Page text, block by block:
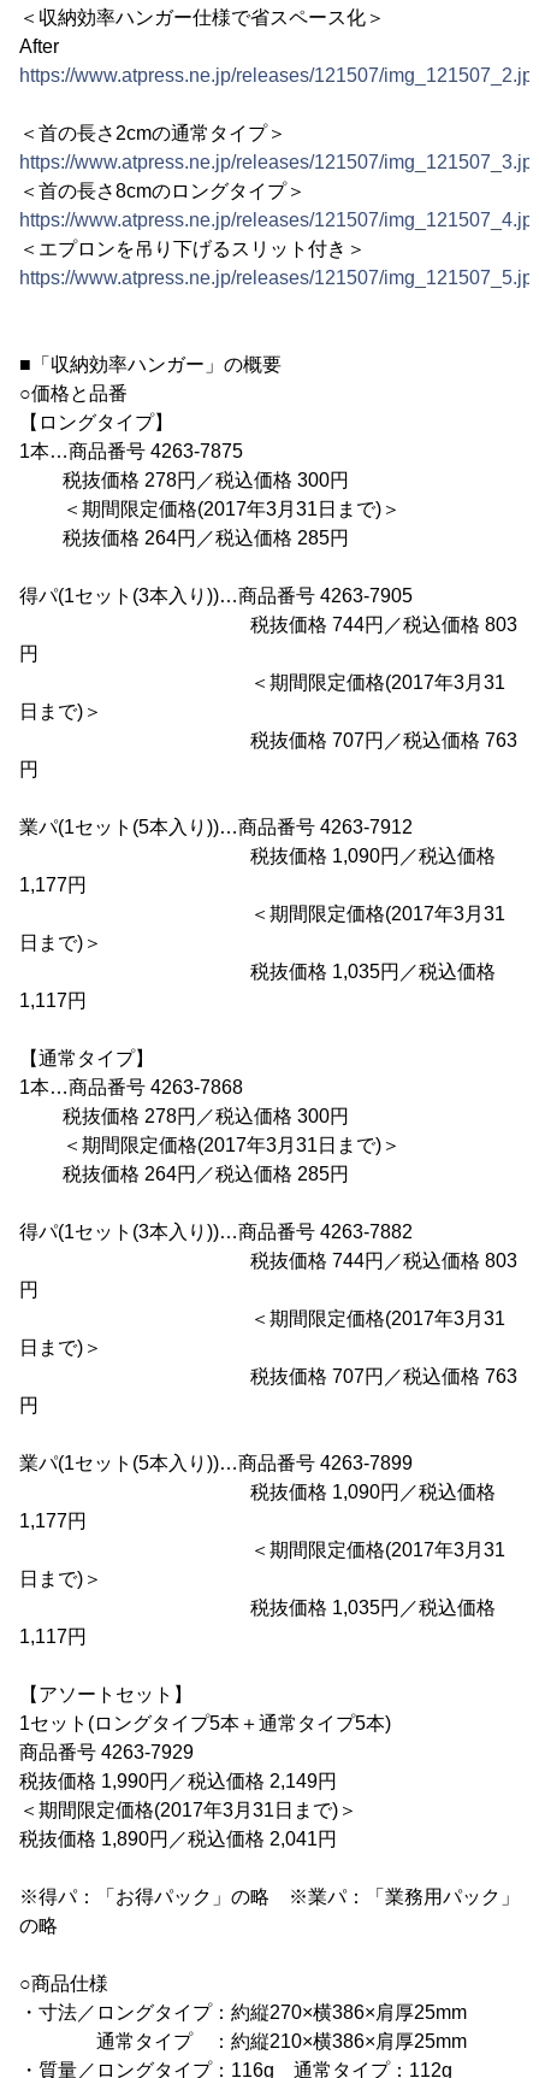
＜収納効率ハンガー仕様で省スペース化＞
After
https://www.atpress.ne.jp/releases/121507/
＜首の長さ2cmの通常タイプ＞
https://www.atpress.ne.jp/releases/121507/
＜首の長さ8cmのロングタイプ＞
https://www.atpress.ne.jp/releases/121507/
＜エプロンを吊り下げるスリット付き＞
https://www.atpress.ne.jp/releases/121507/
■「収納効率ハンガー」の概要
○価格と品番
【ロングタイプ】
1本…商品番号 4263-7875
税抜価格 278円／税込価格 300円
＜期間限定価格(2017年3月31日まで)＞
税抜価格 264円／税込価格 285円
得パ(1セット(3本入り))…商品番号 4263-7905
税抜価格 744円／税込価格 803
円
＜期間限定価格(2017年3月31
日まで)＞
税抜価格 707円／税込価格 763
円
業パ(1セット(5本入り))…商品番号 4263-7912
税抜価格 1,090円／税込価格
1,177円
＜期間限定価格(2017年3月31
日まで)＞
税抜価格 1,035円／税込価格
1,117円
【通常タイプ】
1本…商品番号 4263-7868
税抜価格 278円／税込価格 300円
＜期間限定価格(2017年3月31日まで)＞
税抜価格 264円／税込価格 285円
得パ(1セット(3本入り))…商品番号 4263-7882
税抜価格 744円／税込価格 803
円
＜期間限定価格(2017年3月31
日まで)＞
税抜価格 707円／税込価格 763
円
業パ(1セット(5本入り))…商品番号 4263-7899
税抜価格 1,090円／税込価格
1,177円
＜期間限定価格(2017年3月31
日まで)＞
税抜価格 1,035円／税込価格
1,117円
【アソートセット】
1セット(ロングタイプ5本＋通常タイプ5本)
商品番号 4263-7929
税抜価格 1,990円／税込価格 2,149円
＜期間限定価格(2017年3月31日まで)＞
税抜価格 1,890円／税込価格 2,041円
※得パ：「お得パック」の略 ※業パ：「業務用パック」
の略
○商品仕様
・寸法／ロングタイプ：約縦270×横386×肩厚25mm
通常タイプ ：約縦210×横386×肩厚25mm
・質量／ロングタイプ：116g 通常タイプ：112g